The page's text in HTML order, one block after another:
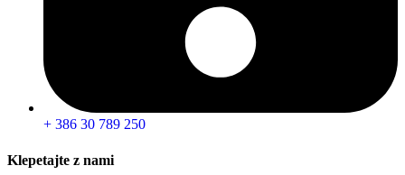
+ 386 30 789 250
Klepetajte z nami